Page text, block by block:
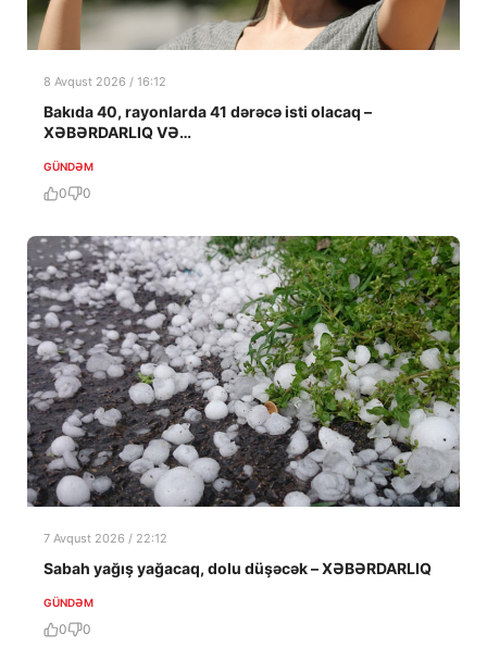
8 Avqust 2026 / 16:12
Bakıda 40, rayonlarda 41 dərəcə isti olacaq –
XƏBƏRDARLIQ VƏ…
GÜNDƏM
0 0
7 Avqust 2026 / 22:12
Sabah yağış yağacaq, dolu düşəcək – XƏBƏRDARLIQ
GÜNDƏM
0 0